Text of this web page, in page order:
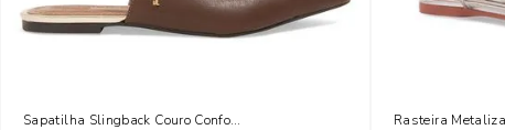
Sapatilha Slingback Couro Confort Marrom Chocolate Bico FinoRasteira